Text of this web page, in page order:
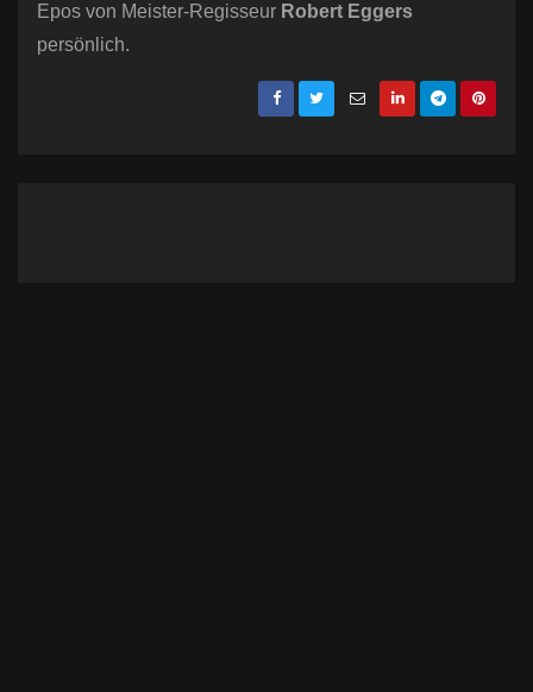
Epos von Meister-Regisseur Robert Eggers
persönlich.